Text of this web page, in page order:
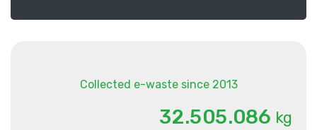
Collected e-waste since 2013
32.505.086 kg